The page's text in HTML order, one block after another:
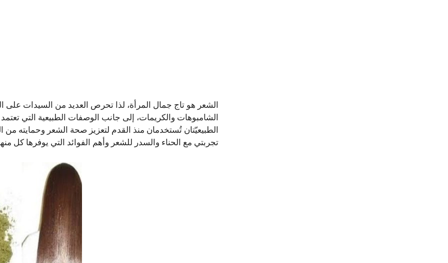
الشعر هو تاج جمال المرأة، لذا تحرص العديد من السيدات على
الشامبوهات والكريمات، إلى جانب الوصفات الطبيعية التي
الطبيعيّتان تُستخدمان منذ القدم لتعزيز صحة الشعر وحمايته
تجربتي مع الحناء والسدر للشعر وأهم الفوائد التي يوفرها كل